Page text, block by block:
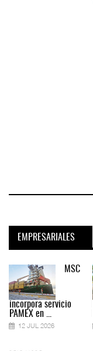
EMPRESARIALES
MSC
incorpora servicio
PAMEX en ...
12 JUL 2026